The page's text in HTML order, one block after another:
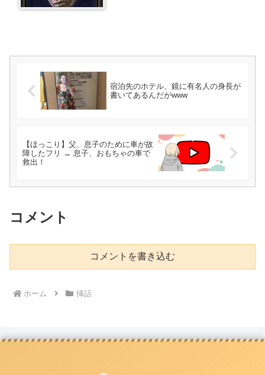
宿泊先のホテル、鏡に有名人の身長が
書いてあるんだがwww
【ほっこり】父、息子のために車が故
障したフリ → 息子、おもちゃの車で
救出！
コメント
コメントを書き込む
ホーム 挿話